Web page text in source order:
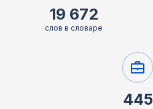
19 672
слов в словаре
445